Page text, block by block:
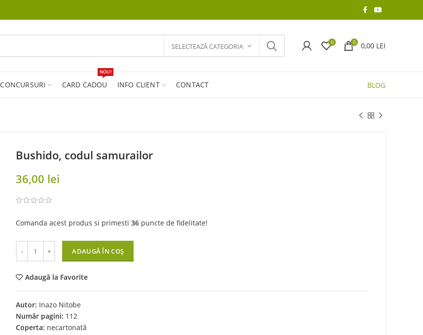
SELECTEAZĂ CATEGORIA 0 0 0,00 LEI
CONCURSURI CARD CADOU
NOU!
INFO CLIENT CONTACT BLOG
Bushido, codul samurailor
36,00 lei
Comanda acest produs si primesti36 puncte de fidelitate!
Cantitate Bushido, codul samurailor
ADAUGĂ ÎN COȘ
Adaugă la Favorite
Autor: Inazo Nitobe
Număr pagini: 112
Coperta: necartonată